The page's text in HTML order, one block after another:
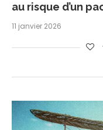
au risque d’un
11 janvier 2026